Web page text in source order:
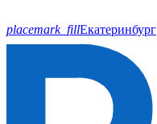
placemark_fillЕкатеринбург